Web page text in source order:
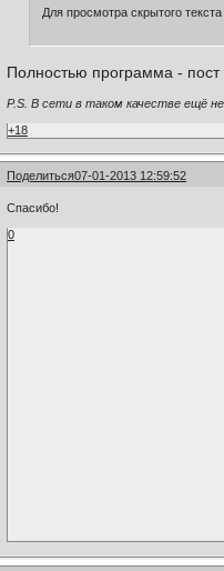
Для просмотра скрытого
Полностью программа -
P.S. В сети в таком качестве ещё
+18
Поделиться07-01-2013 12:59:52
Спасибо!
0